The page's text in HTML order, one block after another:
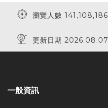
瀏覽人數 141,108,186
更新日期 2026.08.07
一般資訊